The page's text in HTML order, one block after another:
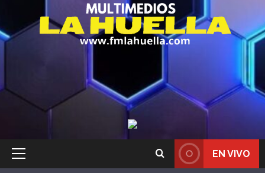
Menú
EN VIVO